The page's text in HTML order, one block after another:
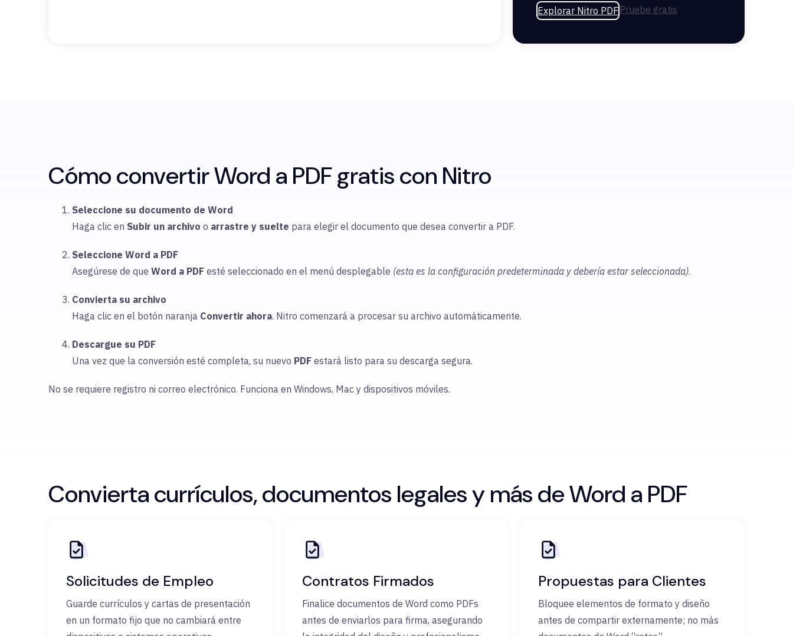
Explorar Nitro PDF Pruebe gratis
Cómo convertir Word a PDF gratis con Nitro
Seleccione su documento de Word
Haga clic en Subir un archivo o arrastre y suelte para elegir el documento que desea convertir a PDF.
Seleccione Word a PDF
Asegúrese de que Word a PDF esté seleccionado en el menú desplegable (esta es la configuración predeterminada y debería estar seleccionada).
Convierta su archivo
Haga clic en el botón naranja Convertir ahora. Nitro comenzará a procesar su archivo automáticamente.
Descargue su PDF
Una vez que la conversión esté completa, su nuevo PDF estará listo para su descarga segura.
No se requiere registro ni correo electrónico. Funciona en Windows, Mac y dispositivos móviles.
Convierta currículos, documentos legales y más de Word a PDF
Solicitudes de Empleo
Guarde currículos y cartas de presentación
en un formato fijo que no cambiará entre
Contratos Firmados
Finalice documentos de Word como PDFs
antes de enviarlos para firma, asegurando
Propuestas para Clientes
Bloquee elementos de formato y diseño
antes de compartir externamente; no más